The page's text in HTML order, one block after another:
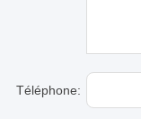
Téléphone: